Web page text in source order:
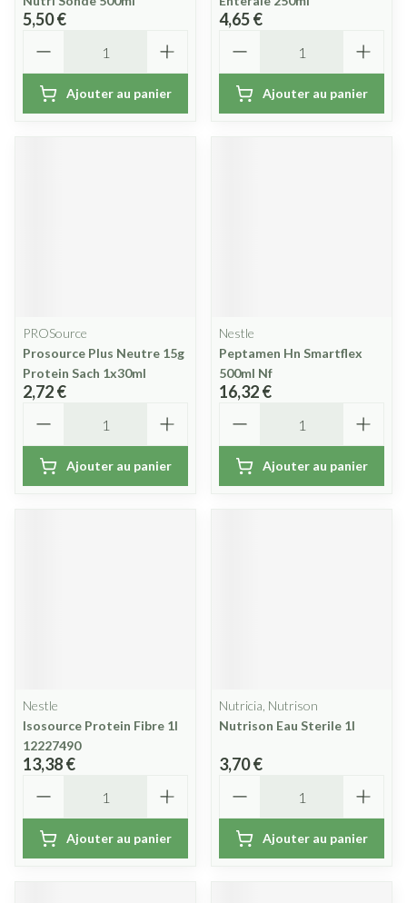
5,50 €
Ajouter au panier
4,65 €
Ajouter au panier
PROSource
Prosource Plus Neutre 15g
Protein Sach 1x30ml
2,72 €
Ajouter au panier
Nestle
Peptamen Hn Smartflex
500ml Nf
16,32 €
Ajouter au panier
Nestle
Isosource Protein Fibre 1l
12227490
13,38 €
Ajouter au panier
Nutricia, Nutrison
Nutrison Eau Sterile 1l
3,70 €
Ajouter au panier